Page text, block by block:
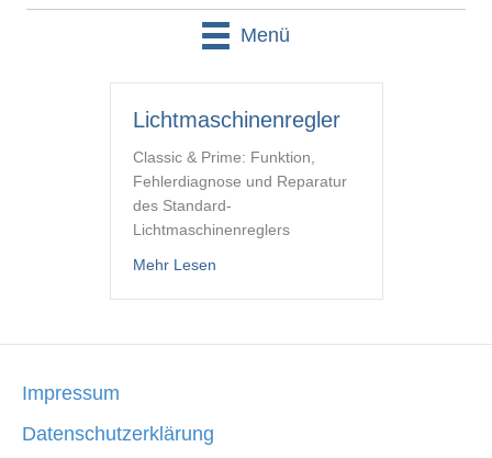
Menü
Lichtmaschinenregler
Classic & Prime: Funktion,
Fehlerdiagnose und Reparatur
des Standard-
Lichtmaschinenreglers
Mehr Lesenabout Lichtmaschinenregler
Impressum
Datenschutzerklärung